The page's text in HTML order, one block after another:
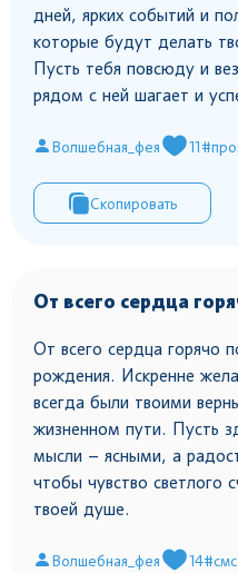
дней, ярких событий и
которые будут делать
Пусть тебя повсюду и
рядом с ней шагает и
Волшебная_фея 11
Скопировать
От всего сердца
От всего сердца горячо
рождения. Искренне
всегда были твоими
жизненном пути. Пусть
мысли – ясными, а
чтобы чувство светлого
твоей душе.
Волшебная_фея 14#смс